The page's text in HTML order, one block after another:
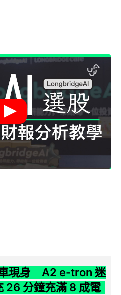
現身 A2 e-tron 迷
分鐘充滿 8 成電